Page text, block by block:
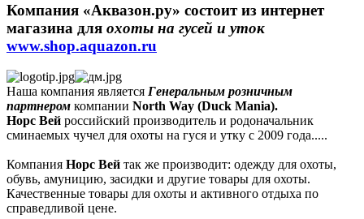
Компания «Аквазон.ру» состоит из интернет
магазина для охоты на гусей и уток
www.shop.aquazon.ru
Наша компания является Генеральным розничным
партнером компании North Way (Duck Mania).
Норс Вей российский производитель и родоначальник
сминаемых чучел для охоты на гуся и утку с 2009 года.....
Компания Норс Вей так же производит: одежду для охоты,
обувь, амуницию, засидки и другие товары для охоты.
Качественные товары для охоты и активного отдыха по
справедливой цене.